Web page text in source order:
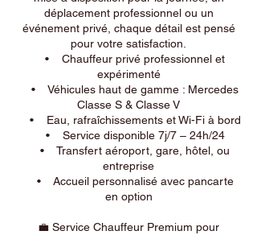
déplacement professionnel ou un
événement privé, chaque détail est pensé
pour votre satisfaction.
• Chauffeur privé professionnel et
expérimenté
• Véhicules haut de gamme : Mercedes
Classe S & Classe V
• Eau, rafraîchissements et Wi-Fi à bord
• Service disponible 7j/7 – 24h/24
• Transfert aéroport, gare, hôtel, ou
entreprise
• Accueil personnalisé avec pancarte
en option
💼 Service Chauffeur Premium pour